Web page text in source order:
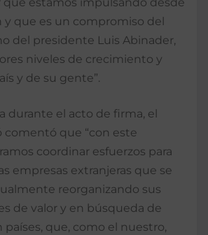
y que es un compromiso del
del presidente Luis Abinader,
niveles de crecimiento y
y de su gente”.
durante el acto de firma, el
comentó que “con este
coordinar esfuerzos para
empresas extranjeras que se
reorganizando sus
de valor y en búsqueda de
países, que, como el nuestro,